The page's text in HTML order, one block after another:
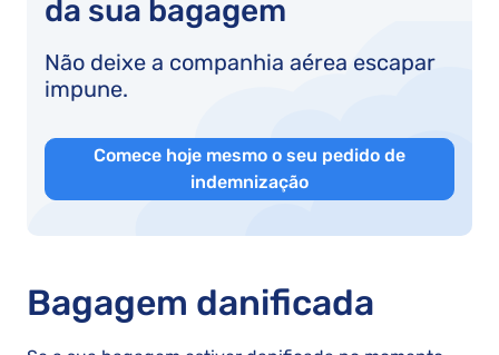
da sua bagagem
Não deixe a companhia aérea escapar
impune.
Comece hoje mesmo o seu pedido de
indemnização
Bagagem danificada